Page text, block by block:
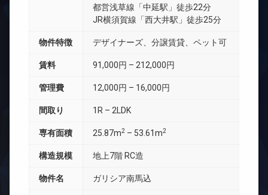
都営浅草線「中延駅」徒歩22分
JR横須賀線「西大井駅」徒歩25分
物件特徴 デザイナーズ、分譲賃貸、ペット可
賃料 91,000円 – 212,000円
管理費 12,000円 – 16,000円
間取り 1R – 2LDK
専有面積 25.87m2 – 53.61m2
構造規模 地上7階 RC造
物件名 ガリシア南馬込